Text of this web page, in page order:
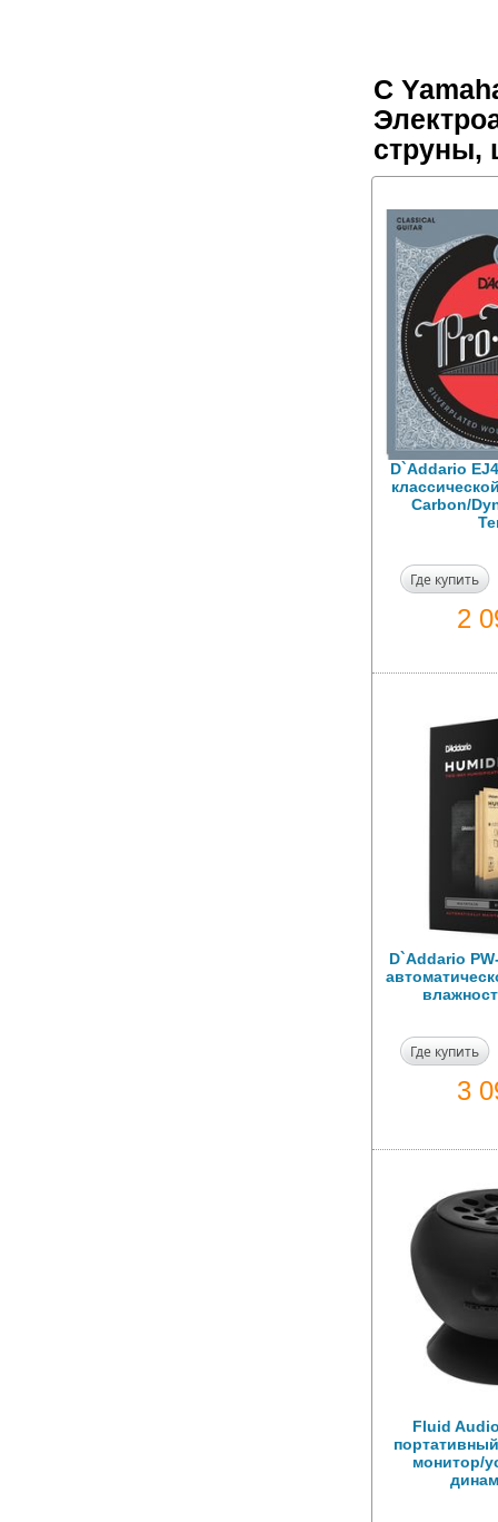
С
струны,
D`Addario
Carbon/
Где купить
2
D`Addario
Где купить
3
Fluid
монитор/